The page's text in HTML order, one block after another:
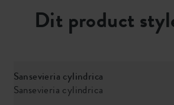
Dit product
Sansevieria cylindrica
Sansevieria cylindrica